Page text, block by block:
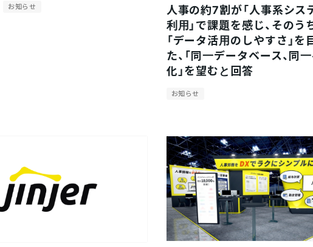
お知らせ
人事の約7割が「人事系シス
利用」で課題を感じ、そのう
「データ活用のしやすさ」を
た、「同一データベース、同
化」を望むと回答
お知らせ